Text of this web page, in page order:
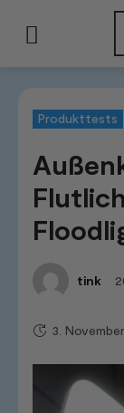
Produkttests
tink
3.